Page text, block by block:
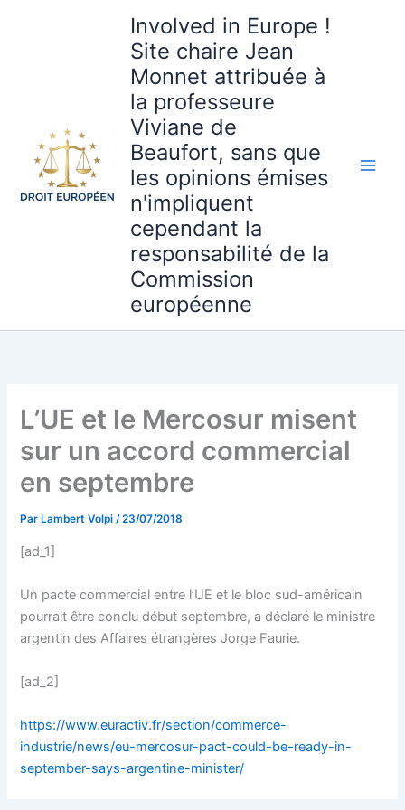
Involved in Europe !
Site chaire Jean
Monnet attribuée à
la professeure
Viviane de
Beaufort, sans que
les opinions émises
n'impliquent
cependant la
responsabilité de la
Commission
européenne
L’UE et le Mercosur misent
sur un accord commercial
en septembre
Par Lambert Volpi/23/07/2018
[ad_1]
Un pacte commercial entre l’UE et le bloc sud-américain
pourrait être conclu début septembre, a déclaré le ministre
argentin des Affaires étrangères Jorge Faurie.
[ad_2]
https://www.euractiv.fr/section/commerce-
industrie/news/eu-mercosur-pact-could-be-ready-in-
september-says-argentine-minister/